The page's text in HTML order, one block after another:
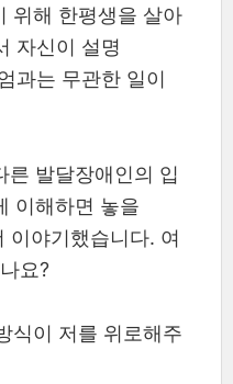
위해 한평생을 살아
자신이 설명
과는 무관한 일이
른 발달장애인의 입
이해하면 놓을
이야기했습니다. 여
요?
식이 저를 위로해주